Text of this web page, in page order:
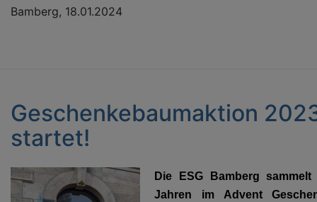
Bamberg, 18.01.2024
Geschenkebaumaktion
startet!
Die ESG Bamberg
Jahren im Advent